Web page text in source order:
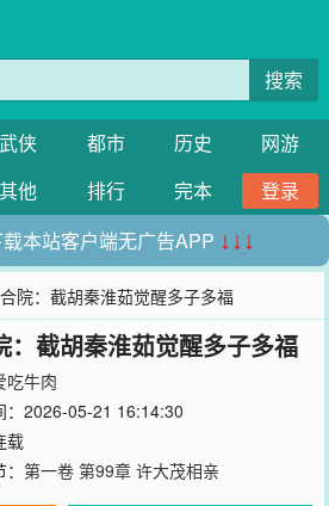
搜索
武侠 都市 历史
网游
其他 排行 完本
登录
本站客户端无广告APP ↓↓↓
院：截胡秦淮茹觉醒多子多福
：截胡秦淮茹觉醒多子多福
吃牛肉
：2026-05-21 16:14:30
载
第一卷 第99章 许大茂相亲